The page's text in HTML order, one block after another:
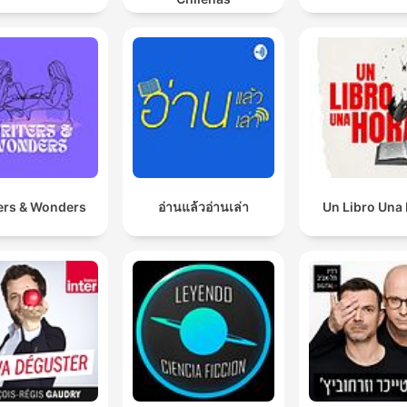
& Wonders อ่านแล้วอ่านเล่า Un Libro Una